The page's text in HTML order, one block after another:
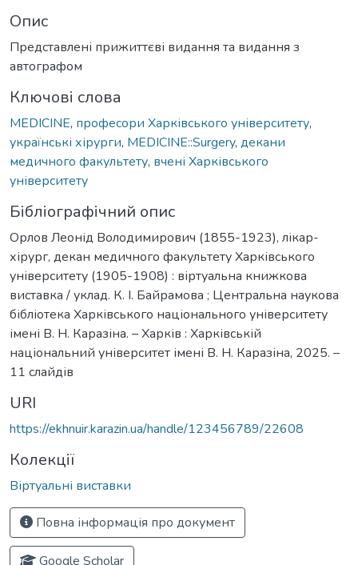
Опис
Представлені прижиттєві видання та видання з
автографом
Ключові слова
MEDICINE, професори Харківського університету,
українські хірурги, MEDICINE::Surgery, декани
медичного факультету, вчені Харківського
університету
Бібліографічний опис
Орлов Леонід Володимирович (1855-1923), лікар-
хірург, декан медичного факультету Харківського
університету (1905-1908) : віртуальна книжкова
виставка / уклад. К. І. Байрамова ; Центральна наукова
бібліотека Харківського національного університету
імені В. Н. Каразіна. – Харків : Харківській
національний університет імені В. Н. Каразіна, 2025. –
11 слайдів
URI
https://ekhnuir.karazin.ua/handle/123456789/22608
Колекції
Віртуальні виставки
Повна інформація про документ
Google Scholar